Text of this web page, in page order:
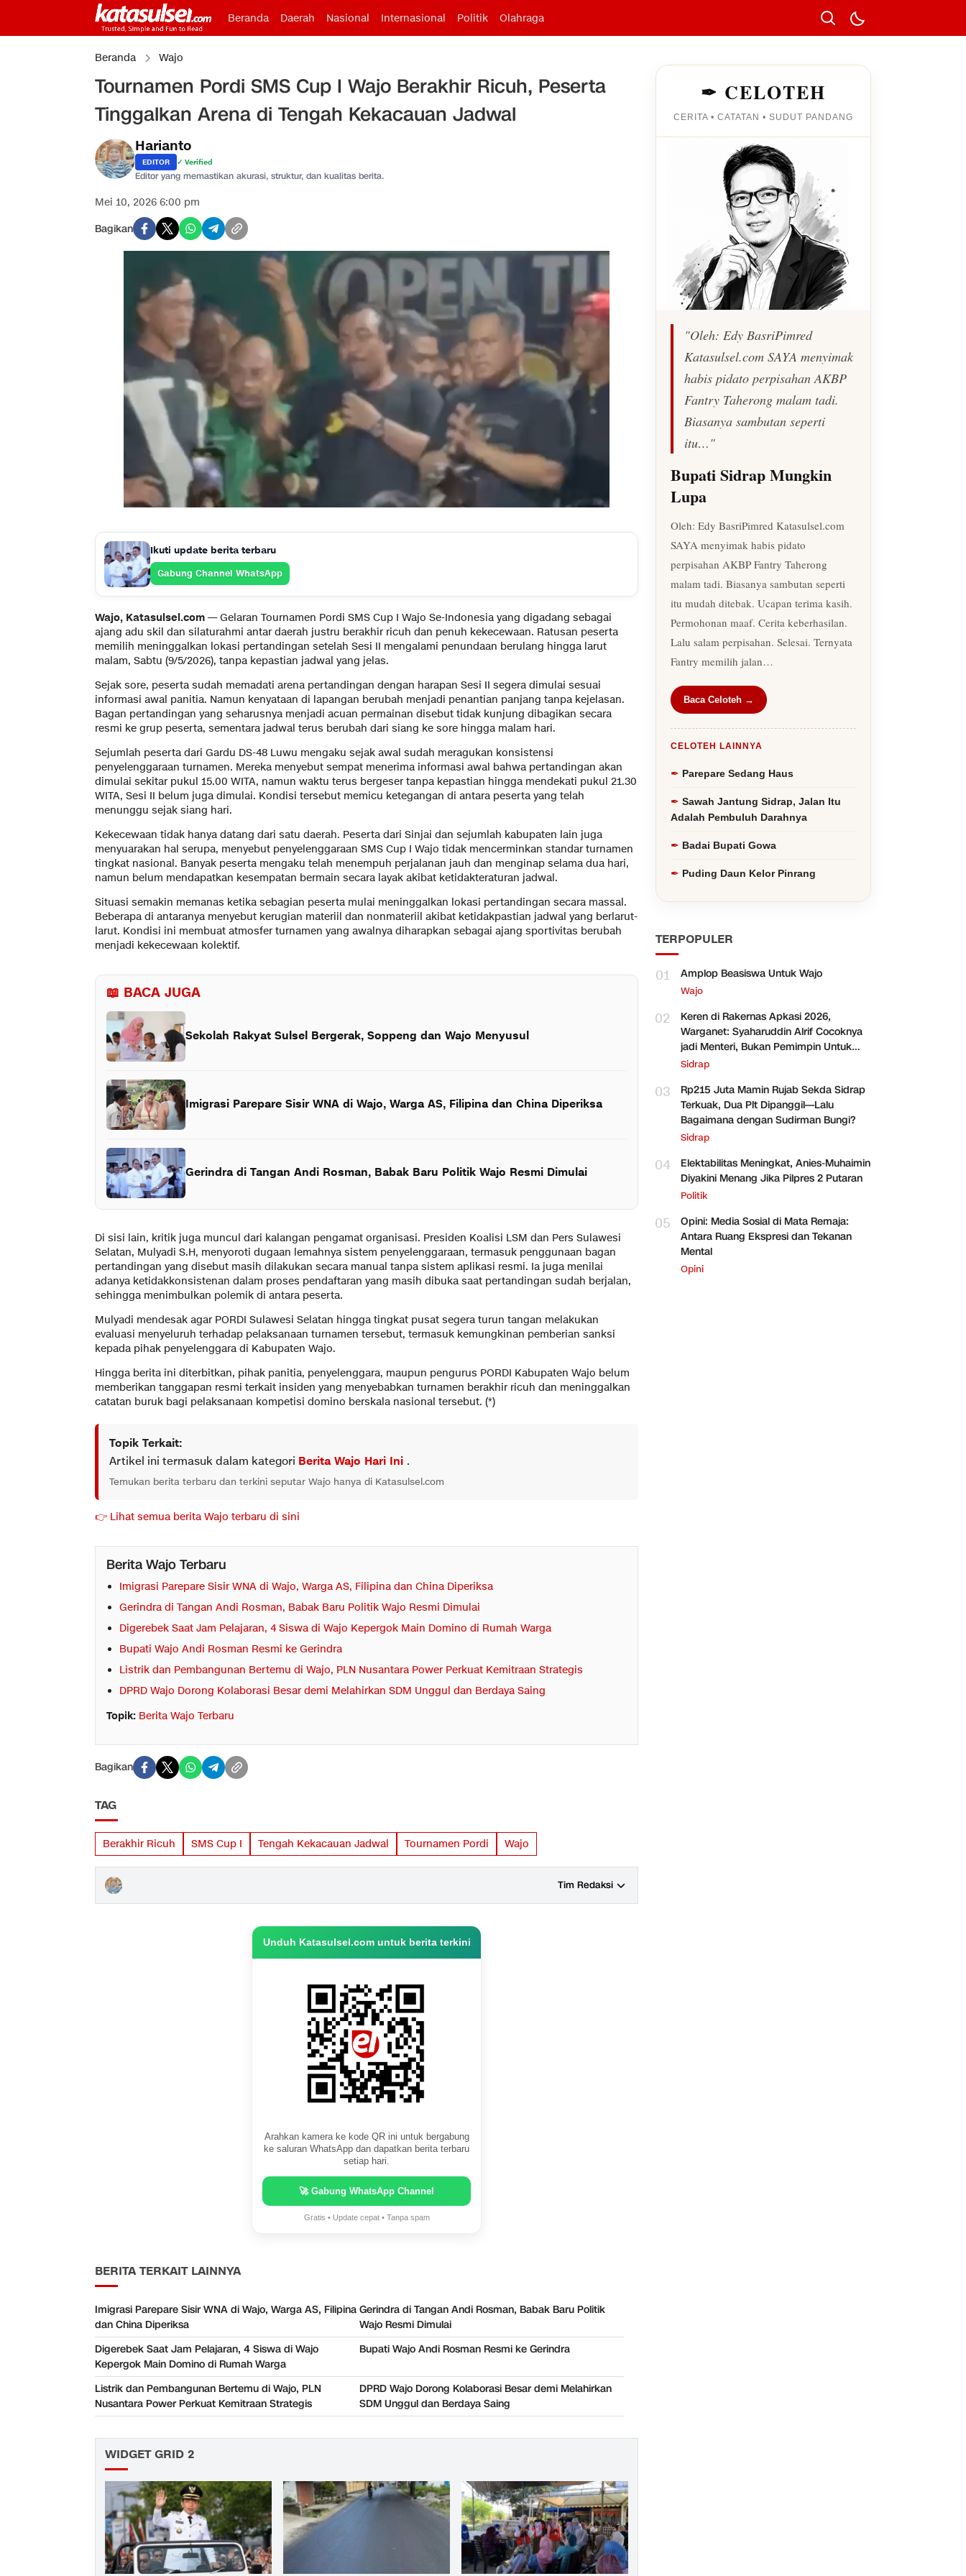
Beranda Daerah Nasional Internasional Politik Olahraga
Beranda Wajo
Tournamen Pordi SMS Cup I Wajo Berakhir Ricuh, Peserta
Tinggalkan Arena di Tengah Kekacauan Jadwal
Harianto
EDITOR ✓ Verified
Editor yang memastikan akurasi, struktur, dan kualitas berita.
Mei 10, 2026 6:00 pm
Bagikan
Ikuti update berita terbaru
Gabung Channel WhatsApp
Wajo, Katasulsel.com — Gelaran Tournamen Pordi SMS Cup I Wajo Se-Indonesia yang digadang sebagai
ajang adu skil dan silaturahmi antar daerah justru berakhir ricuh dan penuh kekecewaan. Ratusan peserta
memilih meninggalkan lokasi pertandingan setelah Sesi II mengalami penundaan berulang hingga larut
malam, Sabtu (9/5/2026), tanpa kepastian jadwal yang jelas.
Sejak sore, peserta sudah memadati arena pertandingan dengan harapan Sesi II segera dimulai sesuai
informasi awal panitia. Namun kenyataan di lapangan berubah menjadi penantian panjang tanpa kejelasan.
Bagan pertandingan yang seharusnya menjadi acuan permainan disebut tidak kunjung dibagikan secara
resmi ke grup peserta, sementara jadwal terus berubah dari siang ke sore hingga malam hari.
Sejumlah peserta dari Gardu DS-48 Luwu mengaku sejak awal sudah meragukan konsistensi
penyelenggaraan turnamen. Mereka menyebut sempat menerima informasi awal bahwa pertandingan akan
dimulai sekitar pukul 15.00 WITA, namun waktu terus bergeser tanpa kepastian hingga mendekati pukul 21.30
WITA, Sesi II belum juga dimulai. Kondisi tersebut memicu ketegangan di antara peserta yang telah
menunggu sejak siang hari.
Kekecewaan tidak hanya datang dari satu daerah. Peserta dari Sinjai dan sejumlah kabupaten lain juga
menyuarakan hal serupa, menyebut penyelenggaraan SMS Cup I Wajo tidak mencerminkan standar turnamen
tingkat nasional. Banyak peserta mengaku telah menempuh perjalanan jauh dan menginap selama dua hari,
namun belum mendapatkan kesempatan bermain secara layak akibat ketidakteraturan jadwal.
Situasi semakin memanas ketika sebagian peserta mulai meninggalkan lokasi pertandingan secara massal.
Beberapa di antaranya menyebut kerugian materiil dan nonmateriil akibat ketidakpastian jadwal yang berlarut-
larut. Kondisi ini membuat atmosfer turnamen yang awalnya diharapkan sebagai ajang sportivitas berubah
menjadi kekecewaan kolektif.
📖 BACA JUGA
Sekolah Rakyat Sulsel Bergerak, Soppeng dan Wajo Menyusul
Imigrasi Parepare Sisir WNA di Wajo, Warga AS, Filipina dan China Diperiksa
Gerindra di Tangan Andi Rosman, Babak Baru Politik Wajo Resmi Dimulai
Di sisi lain, kritik juga muncul dari kalangan pengamat organisasi. Presiden Koalisi LSM dan Pers Sulawesi
Selatan, Mulyadi S.H, menyoroti dugaan lemahnya sistem penyelenggaraan, termasuk penggunaan bagan
pertandingan yang disebut masih dilakukan secara manual tanpa sistem aplikasi resmi. Ia juga menilai
adanya ketidakkonsistenan dalam proses pendaftaran yang masih dibuka saat pertandingan sudah berjalan,
sehingga menimbulkan polemik di antara peserta.
Mulyadi mendesak agar PORDI Sulawesi Selatan hingga tingkat pusat segera turun tangan melakukan
evaluasi menyeluruh terhadap pelaksanaan turnamen tersebut, termasuk kemungkinan pemberian sanksi
kepada pihak penyelenggara di Kabupaten Wajo.
Hingga berita ini diterbitkan, pihak panitia, penyelenggara, maupun pengurus PORDI Kabupaten Wajo belum
memberikan tanggapan resmi terkait insiden yang menyebabkan turnamen berakhir ricuh dan meninggalkan
catatan buruk bagi pelaksanaan kompetisi domino berskala nasional tersebut. (*)
Topik Terkait:
Artikel ini termasuk dalam kategori Berita Wajo Hari Ini .
Temukan berita terbaru dan terkini seputar Wajo hanya di Katasulsel.com
👉 Lihat semua berita Wajo terbaru di sini
Berita Wajo Terbaru
Imigrasi Parepare Sisir WNA di Wajo, Warga AS, Filipina dan China Diperiksa
Gerindra di Tangan Andi Rosman, Babak Baru Politik Wajo Resmi Dimulai
Digerebek Saat Jam Pelajaran, 4 Siswa di Wajo Kepergok Main Domino di Rumah Warga
Bupati Wajo Andi Rosman Resmi ke Gerindra
Listrik dan Pembangunan Bertemu di Wajo, PLN Nusantara Power Perkuat Kemitraan Strategis
DPRD Wajo Dorong Kolaborasi Besar demi Melahirkan SDM Unggul dan Berdaya Saing
Topik: Berita Wajo Terbaru
Bagikan
TAG
Berakhir Ricuh SMS Cup I Tengah Kekacauan Jadwal Tournamen Pordi Wajo
Tim Redaksi
Unduh Katasulsel.com untuk berita terkini
Arahkan kamera ke kode QR ini untuk bergabung
ke saluran WhatsApp dan dapatkan berita terbaru
setiap hari.
🚀 Gabung WhatsApp Channel
Gratis • Update cepat • Tanpa spam
BERITA TERKAIT LAINNYA
Imigrasi Parepare Sisir WNA di Wajo, Warga AS, Filipina
dan China Diperiksa
Gerindra di Tangan Andi Rosman, Babak Baru Politik
Wajo Resmi Dimulai
Digerebek Saat Jam Pelajaran, 4 Siswa di Wajo
Kepergok Main Domino di Rumah Warga
Bupati Wajo Andi Rosman Resmi ke Gerindra
Listrik dan Pembangunan Bertemu di Wajo, PLN
Nusantara Power Perkuat Kemitraan Strategis
DPRD Wajo Dorong Kolaborasi Besar demi Melahirkan
SDM Unggul dan Berdaya Saing
WIDGET GRID 2
✒ CELOTEH
CERITA • CATATAN • SUDUT PANDANG
"Oleh: Edy BasriPimred
Katasulsel.com SAYA menyimak
habis pidato perpisahan AKBP
Fantry Taherong malam tadi.
Biasanya sambutan seperti
itu…"
Bupati Sidrap Mungkin
Lupa
Oleh: Edy BasriPimred Katasulsel.com
SAYA menyimak habis pidato
perpisahan AKBP Fantry Taherong
malam tadi. Biasanya sambutan seperti
itu mudah ditebak. Ucapan terima kasih.
Permohonan maaf. Cerita keberhasilan.
Lalu salam perpisahan. Selesai. Ternyata
Fantry memilih jalan…
Baca Celoteh →
CELOTEH LAINNYA
Parepare Sedang Haus
Sawah Jantung Sidrap, Jalan Itu
Adalah Pembuluh Darahnya
Badai Bupati Gowa
Puding Daun Kelor Pinrang
TERPOPULER
01 Amplop Beasiswa Untuk Wajo
Wajo
02
Keren di Rakernas Apkasi 2026,
Warganet: Syaharuddin Alrif Cocoknya
jadi Menteri, Bukan Pemimpin Untuk
Sidrap Saja
Sidrap
03
Rp215 Juta Mamin Rujab Sekda Sidrap
Terkuak, Dua Plt Dipanggil—Lalu
Bagaimana dengan Sudirman Bungi?
Sidrap
04
Elektabilitas Meningkat, Anies-Muhaimin
Diyakini Menang Jika Pilpres 2 Putaran
Politik
05
Opini: Media Sosial di Mata Remaja:
Antara Ruang Ekspresi dan Tekanan
Mental
Opini